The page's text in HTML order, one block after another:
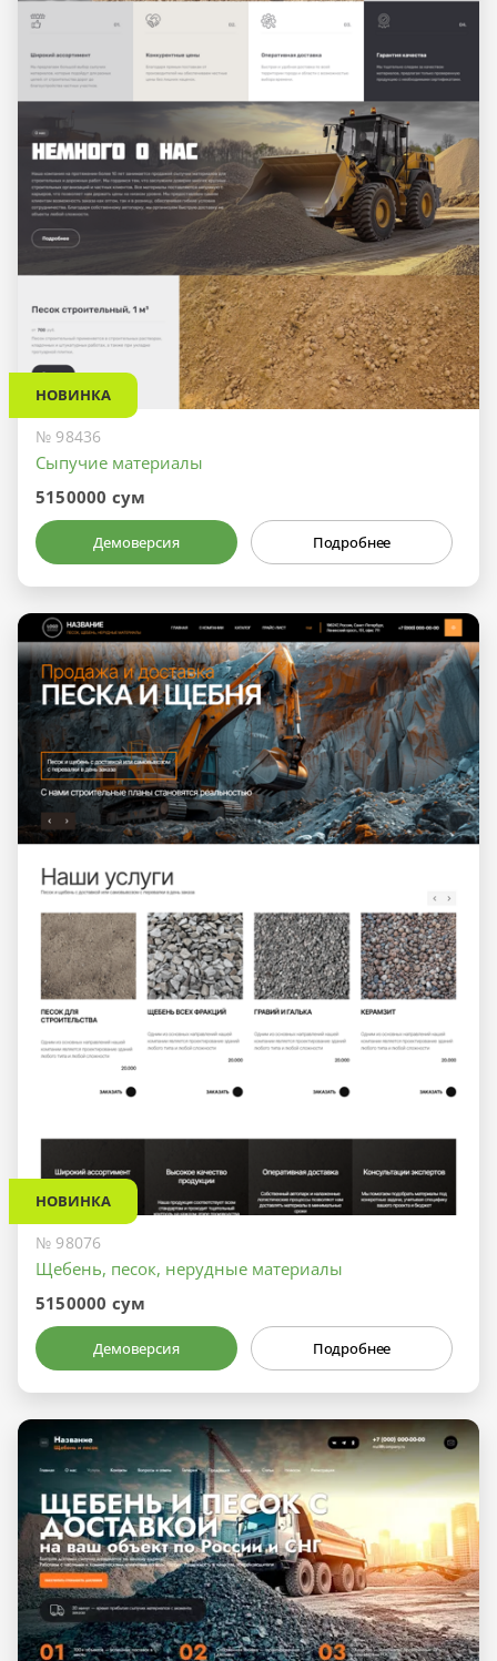
НОВИНКА
№ 98436
Сыпучие материалы
5150000 сум
Демоверсия Подробнее
НОВИНКА
№ 98076
Щебень, песок, нерудные материалы
5150000 сум
Демоверсия Подробнее